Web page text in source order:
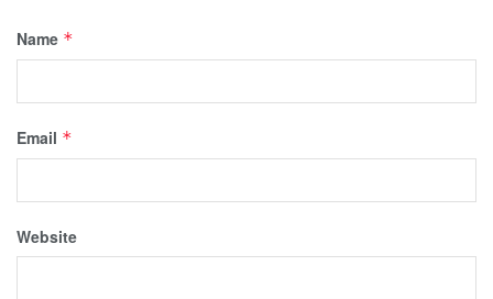
Name *
Email *
Website